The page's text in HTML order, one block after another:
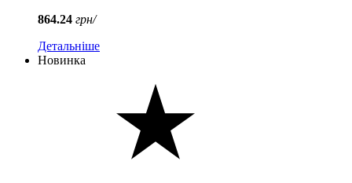
864.24 грн/
Детальніше
Новинка